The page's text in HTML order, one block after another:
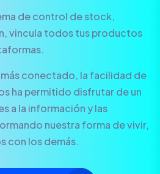
de control de stock,
vincula todos tus productos
más conectado, la facilidad de
ha permitido disfrutar de un
a la información y las
nuestra forma de vivir,
con los demás.